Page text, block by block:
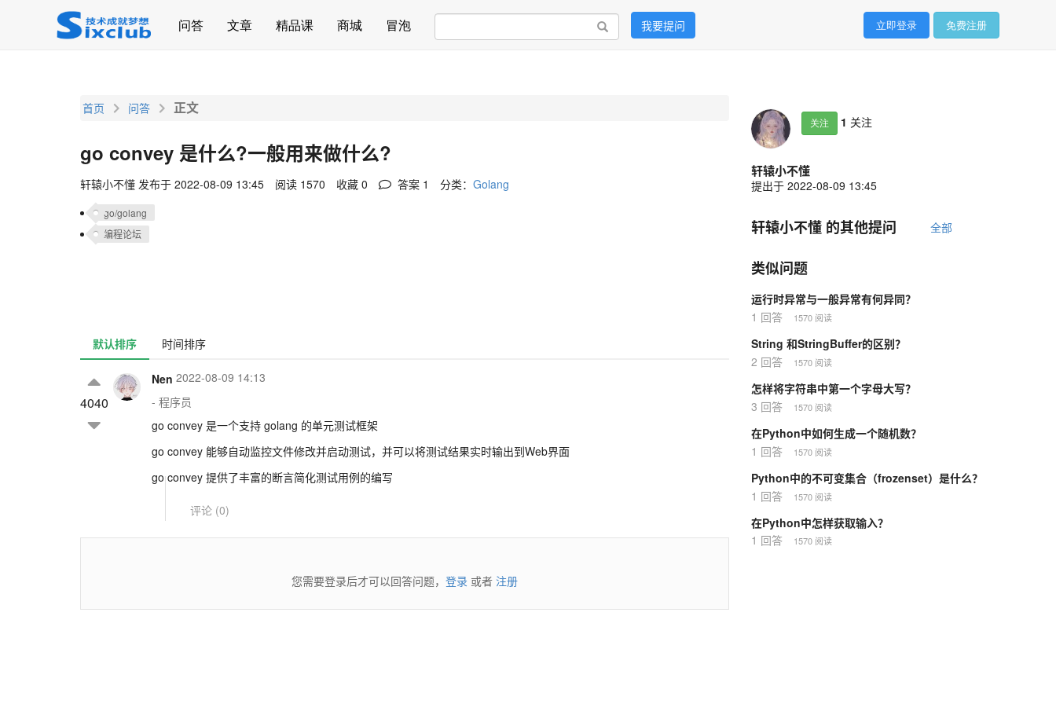
page contents
问答 文章 精品课 商城 冒泡 搜索 我要提问 立即登录 免费注册
首页 问答 正文
go convey 是什么?一般用来做什么?
轩辕小不懂 发布于 2022-08-09 13:45 阅读 1570 收藏 0 答案 1 分类：Golang
go/golang
编程论坛
默认排序 时间排序
4040
Nen 2022-08-09 14:13
- 程序员
go convey 是一个支持 golang 的单元测试框架
go convey 能够自动监控文件修改并启动测试，并可以将测试结果实时输出到Web界面
go convey 提供了丰富的断言简化测试用例的编写
评论 (0)
您需要登录后才可以回答问题， 登录或者 注册
关注 1 关注
轩辕小不懂
提出于 2022-08-09 13:45
全部
轩辕小不懂 的其他提问
类似问题
运行时异常与一般异常有何异同？
1 回答
1570 阅读
String 和StringBuffer的区别？
2 回答
1570 阅读
怎样将字符串中第一个字母大写？
3 回答
1570 阅读
在Python中如何生成一个随机数？
1 回答
1570 阅读
Python中的不可变集合（frozenset）是什么？
1 回答
1570 阅读
在Python中怎样获取输入？
1 回答
1570 阅读